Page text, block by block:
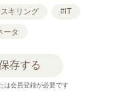
キリング #IT
ータ
存する
は会員登録が必要です